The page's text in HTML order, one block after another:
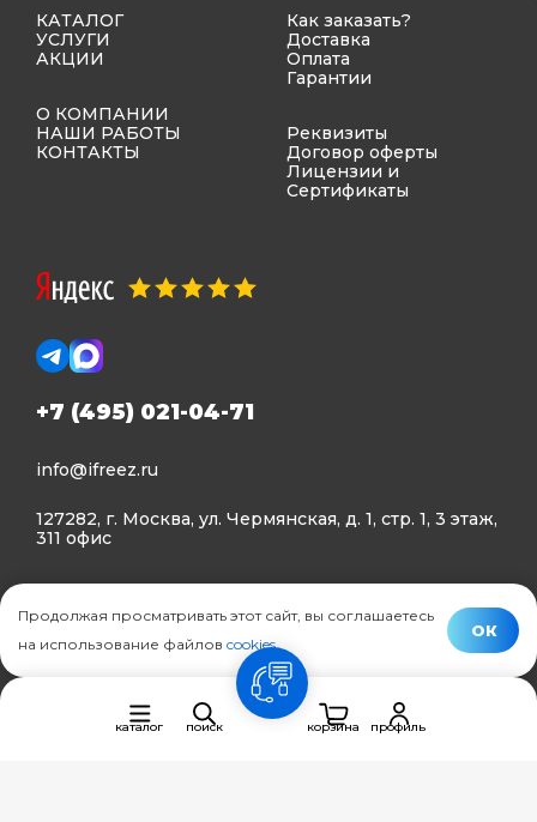
КАТАЛОГ
УСЛУГИ
АКЦИИ
О КОМПАНИИ
НАШИ РАБОТЫ
КОНТАКТЫ
Как заказать?
Доставка
Оплата
Гарантии
Реквизиты
Договор оферты
Лицензии и
Сертификаты
+7 (495) 021-04-71
info@ifreez.ru
127282, г. Москва, ул. Чермянская, д. 1, стр. 1, 3 этаж,
311 офис
Политика конфиденциальности
© Ifreez - продажа и установка климатической техники,
каталог поиск
связь
корзина
профиль
Продолжая просматривать этот сайт, вы соглашаетесь
на использование файлов cookies.
ОК